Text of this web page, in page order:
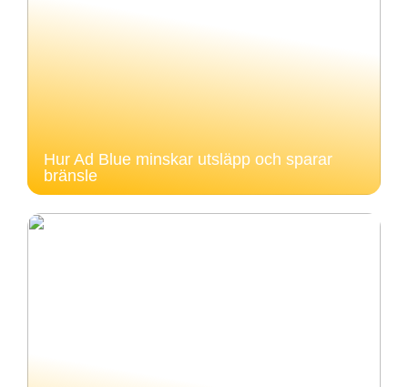
Hur Ad Blue minskar utsläpp och sparar
bränsle